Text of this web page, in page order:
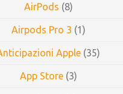
AirPods (8)
Airpods Pro 3 (1)
Apple (35)
App Store(3)